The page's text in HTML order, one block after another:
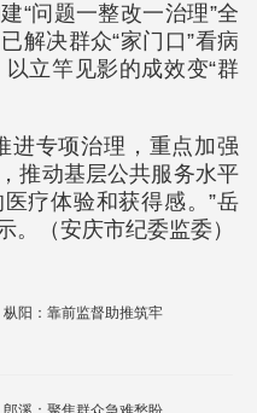
“问题一整改一治理”全
解决群众“家门口”看病
立竿见影的成效变“群
进专项治理，重点加强
推动基层公共服务水平
疗体验和获得感。”岳
。（安庆市纪委监委）
枞阳：靠前监督助推筑牢